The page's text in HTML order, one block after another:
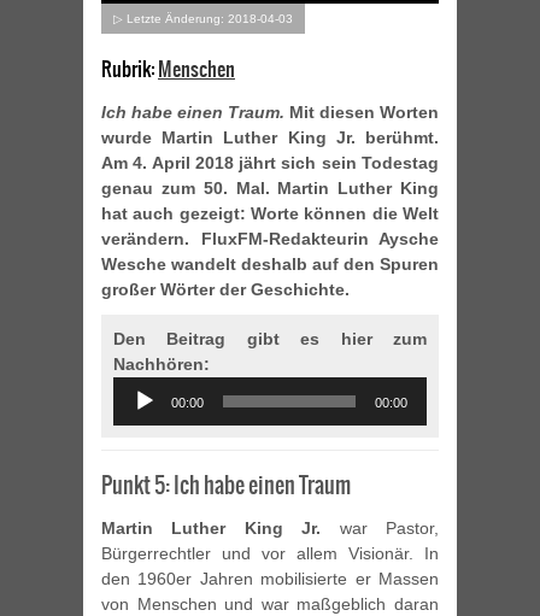
▷ Letzte Änderung: 2018-04-03
Rubrik:Menschen
Ich habe einen Traum. Mit diesen Worten
wurde Martin Luther King Jr. berühmt.
Am 4. April 2018 jährt sich sein Todestag
genau zum 50. Mal. Martin Luther King
hat auch gezeigt: Worte können die Welt
verändern. FluxFM-Redakteurin Aysche
Wesche wandelt deshalb auf den Spuren
großer Wörter der Geschichte.
Den Beitrag gibt es hier zum
Nachhören:
Audio
Player
00:00 00:00
Punkt 5: Ich habe einen Traum
Martin Luther King Jr. war Pastor,
Bürgerrechtler und vor allem Visionär. In
den 1960er Jahren mobilisierte er Massen
von Menschen und war maßgeblich daran